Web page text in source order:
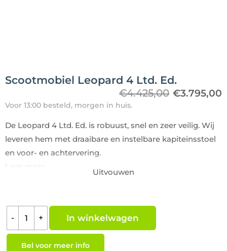
Scootmobiel Leopard 4 Ltd. Ed.
€4.425,00 €3.795,00
Voor 13:00 besteld, morgen in huis.
De Leopard 4 Ltd. Ed. is robuust, snel en zeer veilig. Wij
leveren hem met draaibare en instelbare kapiteinsstoel
en voor- en achtervering.
Lees meer
Uitvouwen
- + In winkelwagen
Bel voor meer info